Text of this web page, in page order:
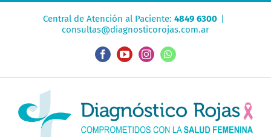
Central de Atención al Paciente: 4849 6300 |
consultas@diagnosticorojas.com.ar
FacebookYouTubeInstagramWhatsApp